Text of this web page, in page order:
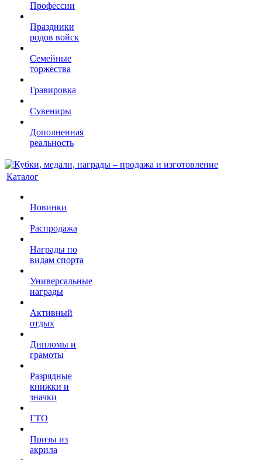
Профессии
Праздники
родов войск
Семейные
торжества
Гравировка
Сувениры
Дополненная
реальность
Каталог
Новинки
Распродажа
Награды по
видам спорта
Универсальные
награды
Активный
отдых
Дипломы и
грамоты
Разрядные
книжки и
значки
ГТО
Призы из
акрила